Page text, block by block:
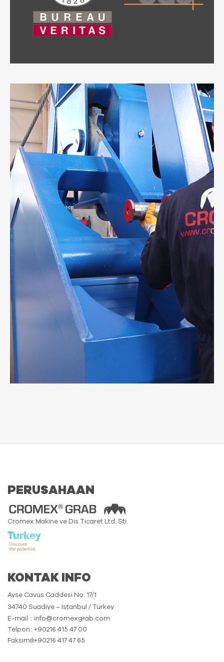
PERUSAHAAN
Cromex Makine ve Dis Ticaret Ltd. Sti.
KONTAK INFO
Ayse Cavus Caddesi No: 17/1
34740 Suadiye – Istanbul / Turkey
E-mail
: info@cromexgrab.com
Telpon : +90216 415 47 00
Faksimili: +90216 417 47 65